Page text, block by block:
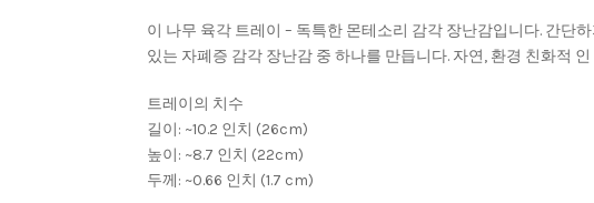
이 나무 육각 트레이 – 독특한 몬테소리 감각 장난감입니다. 간단
있는 자폐증 감각 장난감 중 하나를 만듭니다. 자연, 환경 친화적
트레이의 치수
길이: ~10.2 인치 (26cm)
높이: ~8.7 인치 (22cm)
두께: ~0.66 인치 (1.7 cm)